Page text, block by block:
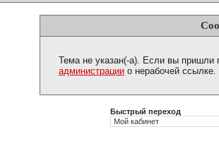
Тема не указан(-а). Если вы пришли
администрации о нерабочей ссылке.
Быстрый переход